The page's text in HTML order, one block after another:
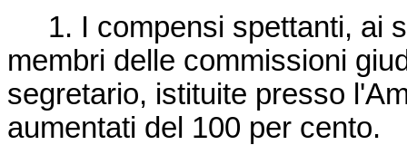
1. I compensi spettanti, ai
membri delle commissioni
segretario, istituite presso
aumentati del 100 per cento.